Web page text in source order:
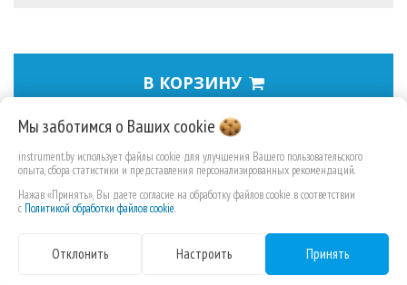
В КОРЗИНУ
Мы заботимся о Вашихcookie
instrument.by использует файлы cookie для улучшения Вашего пользовательского
опыта, сбора статистики и представления персонализированных рекомендаций.
Нажав «Принять», Вы даете согласие на обработку файлов cookie в соответствии
с Политикой обработки файлов cookie.
Отклонить Настроить Принять